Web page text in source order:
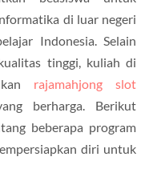
di luar negeri
Indonesia. Selain
tinggi, kuliah di
rajamahjong slot
berharga. Berikut
beberapa program
diri untuk